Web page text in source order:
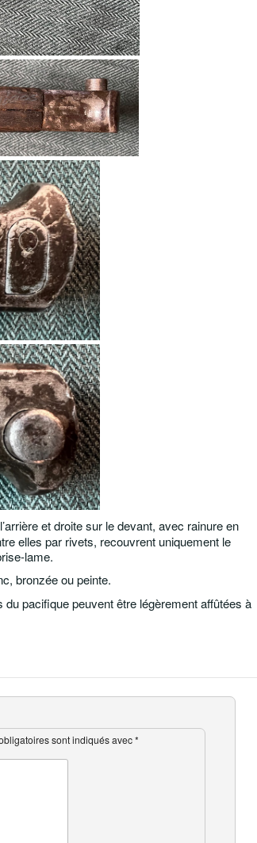
et droite sur le devant, avec rainure en
elles par rivets, recouvrent uniquement le
lame.
bronzée ou peinte.
pacifique peuvent être légèrement affûtées à
sont indiqués avec*